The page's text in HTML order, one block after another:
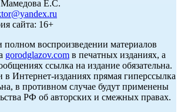
Мамедова Е.С.
сайта: 16+
воспроизведении материалов
gorodglazov.com в печатных изданиях, а
ссылка на издание обязательна.
Интернет-изданиях прямая гиперссылка
в противном случае будут применены
РФ об авторских и смежных правах.